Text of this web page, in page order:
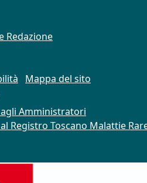
Redazione
Mappa del sito
Amministratori
Registro Toscano Malattie